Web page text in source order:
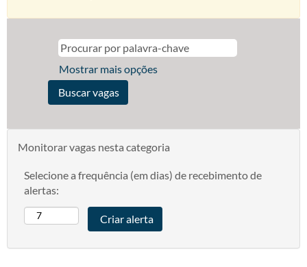
Mostrar mais opções
Monitorar vagas nesta categoria
Selecione a frequência (em dias) de recebimento de
alertas: